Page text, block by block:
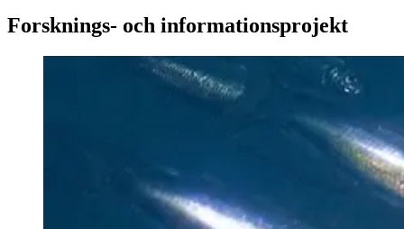
Forsknings- och informationsprojekt